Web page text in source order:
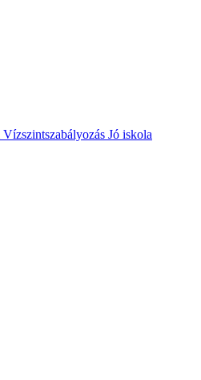
Vízszintszabályozás Jó iskola